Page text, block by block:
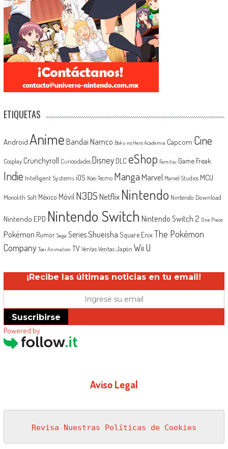
ETIQUETAS
Android Anime Bandai Namco Boku no Hero Academia Capcom Cine
Cosplay Crunchyroll Curiosidades Disney DLC eShop Famitsu Game Freak
Indie Intelligent Systems iOS Koei Tecmo MangaMarvel Marvel Studios MCU
Monolith Soft México Móvil N3DSNetflix Nintendo Nintendo Download
Nintendo EPD Nintendo Switch Nintendo Switch 2 One Piece
Pokémon Rumor Sega SeriesShueisha Square EnixThe Pokémon
Company Toei Animation TV Ventas Ventas Japón Wii U
¡Recibe las últimas noticias en tu email!
Suscribirse
Powered by
Aviso Legal
Revisa Nuestras Políticas de Cookies